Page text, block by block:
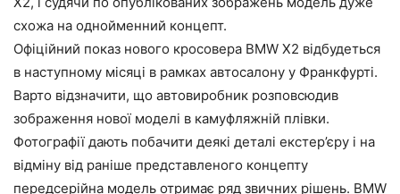
схожа на однойменний концепт.
Офіційний показ нового кросовера BMW X2 відбудеться
в наступному місяці в рамках автосалону у Франкфурті.
Варто відзначити, що автовиробник розповсюдив
зображення нової моделі в камуфляжній плівки.
Фотографії дають побачити деякі деталі екстер’єру і на
відміну від раніше представленого концепту
передсерійна модель отримає ряд звичних рішень. BMW